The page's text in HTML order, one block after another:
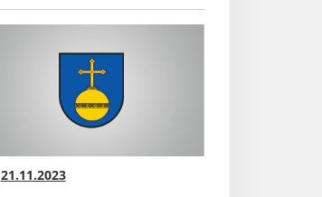
21.11.2023